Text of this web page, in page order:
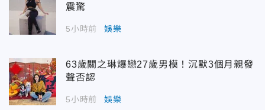
震驚
5小時前 娛樂
63歲關之琳爆戀27歲男模！沉默3個月親發
聲否認
5小時前 娛樂